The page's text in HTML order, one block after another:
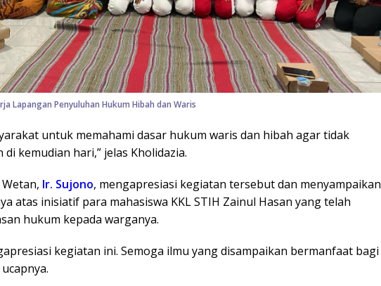
Lapangan Penyuluhan Hukum Hibah dan Waris
untuk memahami dasar hukum waris dan hibah agar tidak
kemudian hari,” jelas Kholidazia.
Ir. Sujono, mengapresiasi kegiatan tersebut dan menyampaikan
atas inisiatif para mahasiswa KKL STIH Zainul Hasan yang telah
hukum kepada warganya.
kegiatan ini. Semoga ilmu yang disampaikan bermanfaat bagi